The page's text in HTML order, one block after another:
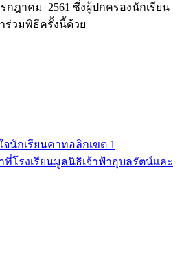
ฎาคม 2561 ซึ่งผู้ปกครองนักเรียน
ร่วมพิธีครั้งนี้ด้วย
นักเรียนคาทอลิกเขต 1
โรงเรียนมูลนิธิเจ้าฟ้าอุบลรัตน์และ